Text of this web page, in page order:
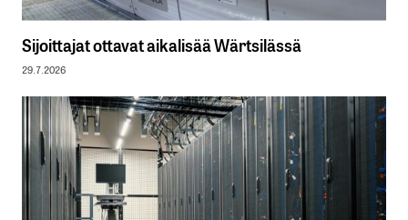
Sijoittajat ottavat aikalisää Wärtsilässä
29.7.2026